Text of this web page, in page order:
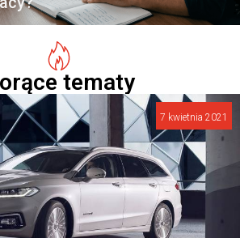
tematy
7 kwietnia 2021